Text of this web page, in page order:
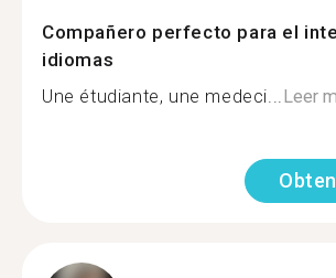
Compañero perfecto para el
idiomas
Une étudiante, une medeci...Leer